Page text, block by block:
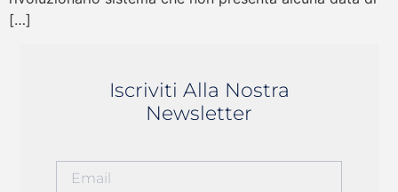
[…]
Iscriviti Alla Nostra
Newsletter